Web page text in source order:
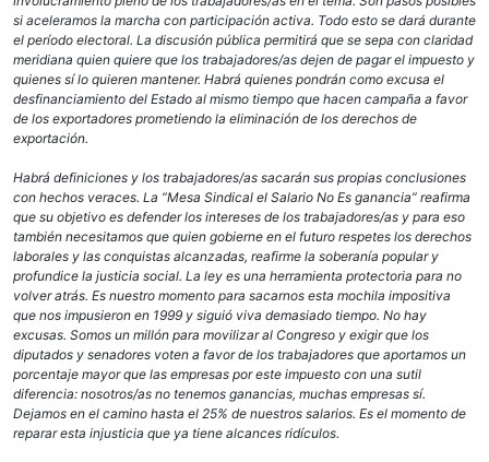
si aceleramos la marcha con participación activa. Todo esto se dará durante
el período electoral. La discusión pública permitirá que se sepa con claridad
meridiana quien quiere que los trabajadores/as dejen de pagar el impuesto y
quienes sí lo quieren mantener. Habrá quienes pondrán como excusa el
desfinanciamiento del Estado al mismo tiempo que hacen campaña a favor
de los exportadores prometiendo la eliminación de los derechos de
exportación.
Habrá definiciones y los trabajadores/as sacarán sus propias conclusiones
con hechos veraces. La “Mesa Sindical el Salario No Es ganancia” reafirma
que su objetivo es defender los intereses de los trabajadores/as y para eso
también necesitamos que quien gobierne en el futuro respetes los derechos
laborales y las conquistas alcanzadas, reafirme la soberanía popular y
profundice la justicia social. La ley es una herramienta protectoria para no
volver atrás. Es nuestro momento para sacarnos esta mochila impositiva
que nos impusieron en 1999 y siguió viva demasiado tiempo. No hay
excusas. Somos un millón para movilizar al Congreso y exigir que los
diputados y senadores voten a favor de los trabajadores que aportamos un
porcentaje mayor que las empresas por este impuesto con una sutil
diferencia: nosotros/as no tenemos ganancias, muchas empresas sí.
Dejamos en el camino hasta el 25% de nuestros salarios. Es el momento de
reparar esta injusticia que ya tiene alcances ridículos.